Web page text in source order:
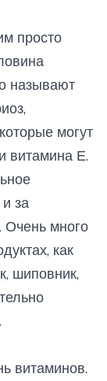
просто
называют
могут
витамина Е.
за
много
как
шиповник,
витаминов.